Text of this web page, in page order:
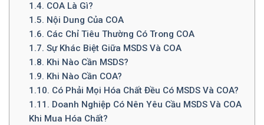
1.4. COA Là Gì?
1.5. Nội Dung Của COA
1.6. Các Chỉ Tiêu Thường Có Trong COA
1.7. Sự Khác Biệt Giữa MSDS Và COA
1.8. Khi Nào Cần MSDS?
1.9. Khi Nào Cần COA?
1.10. Có Phải Mọi Hóa Chất Đều Có MSDS Và COA?
1.11. Doanh Nghiệp Có Nên Yêu Cầu MSDS Và COA
Khi Mua Hóa Chất?